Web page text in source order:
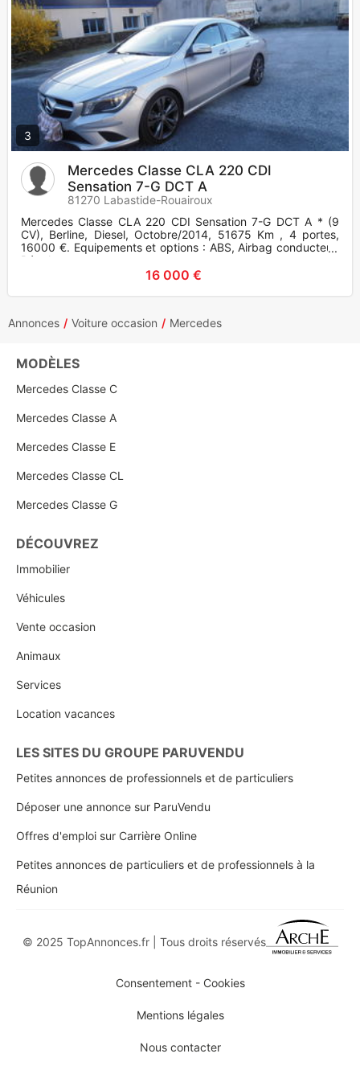
3
Mercedes Classe CLA 220 CDI
Sensation 7-G DCT A
81270 Labastide-Rouairoux
Mercedes Classe CLA 220 CDI Sensation 7-G DCT A * (9
CV), Berline, Diesel, Octobre/2014, 51675 Km , 4 portes,
16000 €. Equipements et options : ABS, Airbag conducteur,
Régulateur
16 000 €
Annonces Voiture occasion Mercedes
MODÈLES
Mercedes Classe C
Mercedes Classe A
Mercedes Classe E
Mercedes Classe CL
Mercedes Classe G
DÉCOUVREZ
Immobilier
Véhicules
Vente occasion
Animaux
Services
Location vacances
LES SITES DU GROUPE PARUVENDU
Petites annonces de professionnels et de particuliers
Déposer une annonce sur ParuVendu
Offres d'emploi sur Carrière Online
Petites annonces de particuliers et de professionnels à la
Réunion
© 2025 TopAnnonces.fr | Tous droits réservés
Consentement - Cookies
Mentions légales
Nous contacter